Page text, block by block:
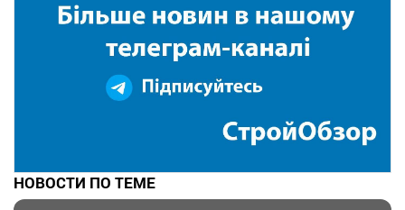
НОВОСТИ ПО ТЕМЕ